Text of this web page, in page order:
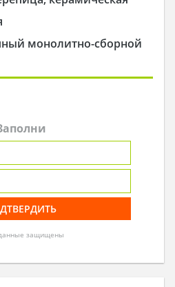
монолитно-сборной
защищены